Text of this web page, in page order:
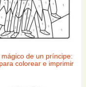
mágico de un príncipe:
colorear e imprimir